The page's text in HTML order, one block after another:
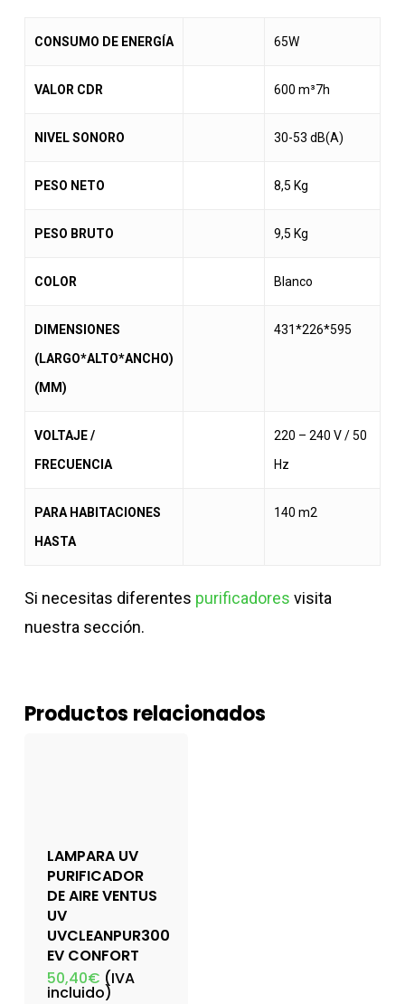
CONSUMO DE ENERGÍA 65W
VALOR CDR 600 m³7h
NIVEL SONORO 30-53 dB(A)
PESO NETO 8,5 Kg
PESO BRUTO 9,5 Kg
COLOR Blanco
DIMENSIONES
(LARGO*ALTO*ANCHO)
(MM)
431*226*595
VOLTAJE /
FRECUENCIA
220 – 240 V / 50
Hz
PARA HABITACIONES
HASTA
140 m2
Si necesitas diferentes purificadores visita
nuestra sección.
Productos relacionados
LAMPARA UV
PURIFICADOR
DE AIRE VENTUS
UV
UVCLEANPUR300
EV CONFORT
50,40€ (IVA
incluido)